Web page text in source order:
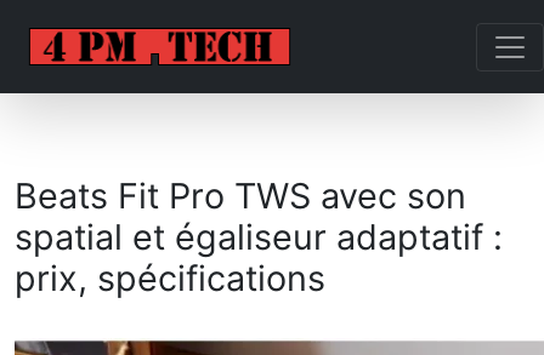
Beats Fit Pro TWS avec son
spatial et égaliseur adaptatif :
prix, spécifications